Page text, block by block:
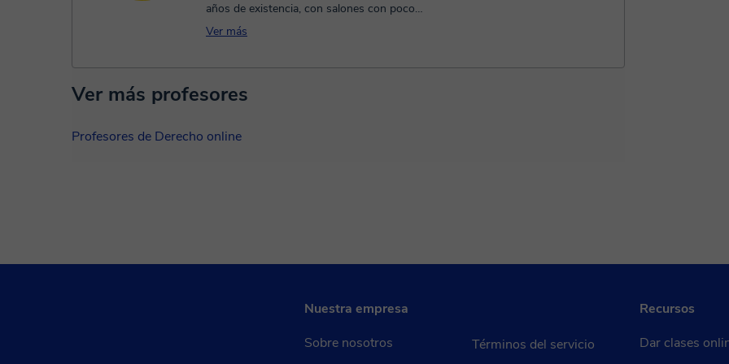
años de existencia, con salones con poco
alumnado -2 a 6 por salón- don...
Ver más
Ver más profesores
Profesores de Derecho online
Nuestra empresa
Sobre nosotros
Términos del servicio
Recursos
Dar clases